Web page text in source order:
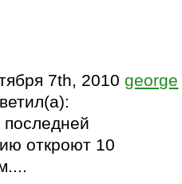
7th, 2010george
последней
откроют 10